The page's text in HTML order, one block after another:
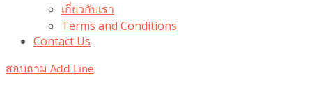
เกี่ยวกับเรา
Terms and Conditions
Contact Us
สอบถาม Add Line